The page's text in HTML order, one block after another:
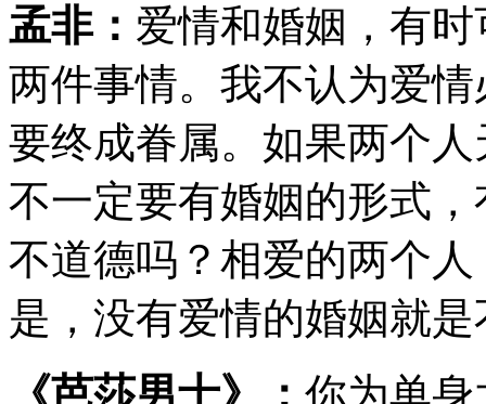
孟非： 爱情和婚姻，有
两件事情。我不认为爱
要终成眷属。如果两个
不一定要有婚姻的形式
不道德吗？相爱的两个
是，没有爱情的婚姻就
《芭莎男士》： 你为单身